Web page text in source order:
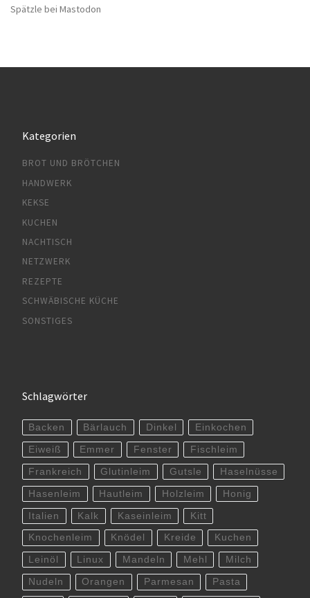
Spätzle bei Mastodon
Kategorien
BROT UND BRÖTCHEN
HANDWERK
KEKSE
KUCHEN
NACHTISCH
NETZWERK
REZEPTE
SCHWÄBISCHE KÜCHE
SONSTIGES
Schlagwörter
Backen Bärlauch Dinkel Einkochen
Eiweiß Emmer Fenster Fischleim
Frankreich Glutinleim Gutsle Haselnüsse
Hasenleim Hautleim Holzleim Honig
Italien Kalk Kaseinleim Kitt
Knochenleim Knödel Kreide Kuchen
Leinöl Linux Mandeln Mehl Milch
Nudeln Orangen Parmesan Pasta